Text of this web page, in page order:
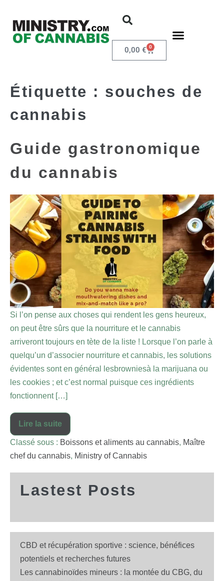
0,00 € 0
Étiquette : souches de
cannabis
Guide gastronomique
du cannabis
Si l’on pense aux choses qui rendent les gens heureux,
on peut être sûrs que la nourriture et le cannabis
arriveront toujours en tète de la liste ! Lorsque l’on parle à
quelqu’un d’associer nourriture et cannabis, les solutions
évidentes sont en général lesbrowniesà la marijuana ou
les cookies ; et c’est normal puisque ces ingrédients
fonctionnent […]
Lire la suite
Classé sous : Boissons et aliments au cannabis, Maître
chef du cannabis, Ministry of Cannabis
Lastest Posts
CBD et récupération sportive : science, bénéfices
potentiels et recherches futures
Les cannabinoïdes mineurs : la montée du CBG, du